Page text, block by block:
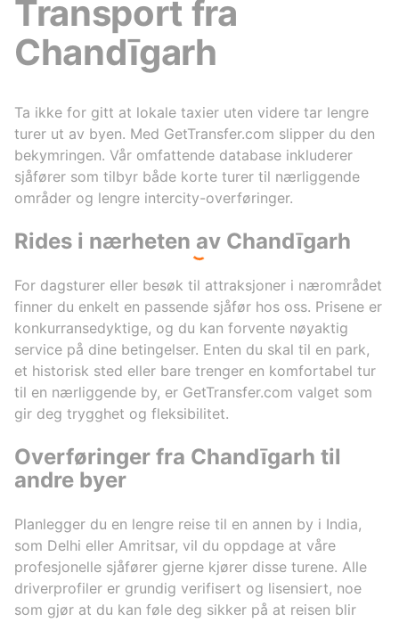
Transport fra
Chandīgarh
Ta ikke for gitt at lokale taxier uten videre tar lengre
turer ut av byen. Med GetTransfer.com slipper du den
bekymringen. Vår omfattende database inkluderer
sjåfører som tilbyr både korte turer til nærliggende
områder og lengre intercity-overføringer.
Rides i nærheten av Chandīgarh
For dagsturer eller besøk til attraksjoner i nærområdet
finner du enkelt en passende sjåfør hos oss. Prisene er
konkurransedyktige, og du kan forvente nøyaktig
service på dine betingelser. Enten du skal til en park,
et historisk sted eller bare trenger en komfortabel tur
til en nærliggende by, er GetTransfer.com valget som
gir deg trygghet og fleksibilitet.
Overføringer fra Chandīgarh til
andre byer
Planlegger du en lengre reise til en annen by i India,
som Delhi eller Amritsar, vil du oppdage at våre
profesjonelle sjåfører gjerne kjører disse turene. Alle
driverprofiler er grundig verifisert og lisensiert, noe
som gjør at du kan føle deg sikker på at reisen blir